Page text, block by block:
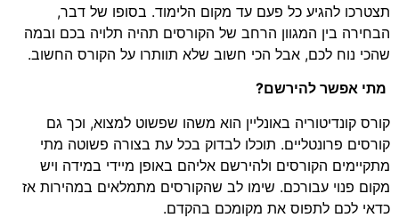
תצטרכו להגיע כל פעם עד מקום הלימוד. בסופו של דבר,
הבחירה בין המגוון הרחב של הקורסים תהיה תלויה בכם ובמה
שהכי נוח לכם, אבל הכי חשוב שלא תוותרו על הקורס החשוב.
מתי אפשר להירשם?
קורס קונדיטוריה באונליין הוא משהו שפשוט למצוא, וכך גם
קורסים פרונטליים. תוכלו לבדוק בכל עת בצורה פשוטה מתי
מתקיימים הקורסים ולהירשם אליהם באופן מיידי במידה ויש
מקום פנוי עבורכם. שימו לב שהקורסים מתמלאים במהירות אז
כדאי לכם לתפוס את מקומכם בהקדם.